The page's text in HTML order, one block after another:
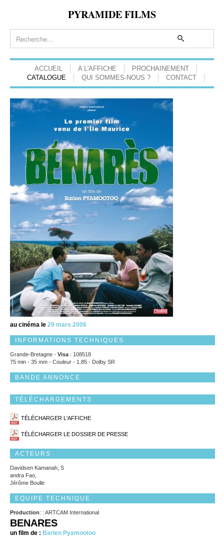
PYRAMIDE FILMS
ACCUEIL A L'AFFICHE
PROCHAINEMENT
CATALOGUE
QUI SOMMES-NOUS ? CONTACT
au cinéma le 29 mars 2006
INFORMATIONS TECHNIQUES
Grande-Bretagne - Visa : 108518
75 min - 35 mm - Couleur - 1.85 - Dolby SR
BANDE ANNONCE
TÉLÉCHARGEMENTS
TÉLÉCHARGER L'AFFICHE
TÉLÉCHARGER LE DOSSIER DE PRESSE
ACTEURS
Davidsen Kamanah, S
andra Fao,
Jérôme Boulle
EQUIPE TECHNIQUE
Production: : ARTCAM International
BENARES
un film de : Barlen Pyamootoo